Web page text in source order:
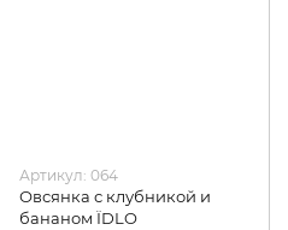
Артикул: 064
Овсянка с клубникой и
бананом ЇDLO